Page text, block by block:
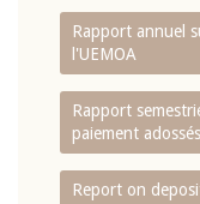
Rapport annuel
l'UEMOA
Rapport
paiement
Report on